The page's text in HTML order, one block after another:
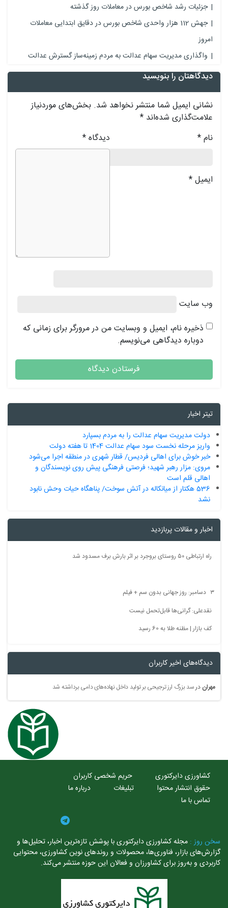
جزئیات رشد شاخص بورس در معاملات روز گذشته
جهش 112 هزار واحدی شاخص بورس در دقایق ابتدایی معاملات
امروز
واگذاری مدیریت سهام عدالت به مردم زمینه‌ساز گسترش عدالت
دیدگاهتان را بنویسید
نشانی ایمیل شما منتشر نخواهد شد. بخش‌های موردنیاز
علامت‌گذاری شده‌اند *
دیدگاه* نام*
ایمیل*
وب‌ سایت
ذخیره نام، ایمیل و وبسایت من در مرورگر برای زمانی که
دوباره دیدگاهی می‌نویسم.
تیتر اخبار
دولت مدیریت سهام عدالت را به مردم بسپارد
واریز مرحله نخست سود سهام عدالت 1404 تا هفته دولت
خبر خوش برای اهالی‌ ‌فردیس/ قطار شهری در منطقه اجرا می‌شود
مروی: مزار رهبر شهید؛ فرصتی فرهنگی پیش روی نویسندگان و
اهالی قلم است
536 هکتار از میانکاله در آتش سوخت/ پناهگاه حیات وحش نابود
نشد
اخبار و مقالات پربازدید
راه ارتباطی ۵۰ روستای بروجرد بر اثر بارش برف مسدود شد
۳ دسامبر: روز جهانی بدون سم + فیلم
نقدعلی: گرانی‌ها قابل‌تحمل نیست
کف بازار | مظنه طلا به 60 رسید
دیدگاه‌های اخیر کاربران
مهراندرسد بزرگ ارز ترجیحی بر تولید داخل نهاده‌های دامی برداشته شد
کشاورزی دایرکتوری
حریم شخصی کاربران
حقوق انتشار محتوا
تبلیغات
درباره ما
تماس با ما
سخن روز : مجله کشاورزی دایرکتوری با پوشش تازه‌ترین اخبار، تحلیل‌ها و
گزارش‌های بازار، فناوری‌ها، محصولات و روندهای نوین کشاورزی، محتوایی
کاربردی و به‌روز برای کشاورزان و فعالان این حوزه منتشر می‌کند.